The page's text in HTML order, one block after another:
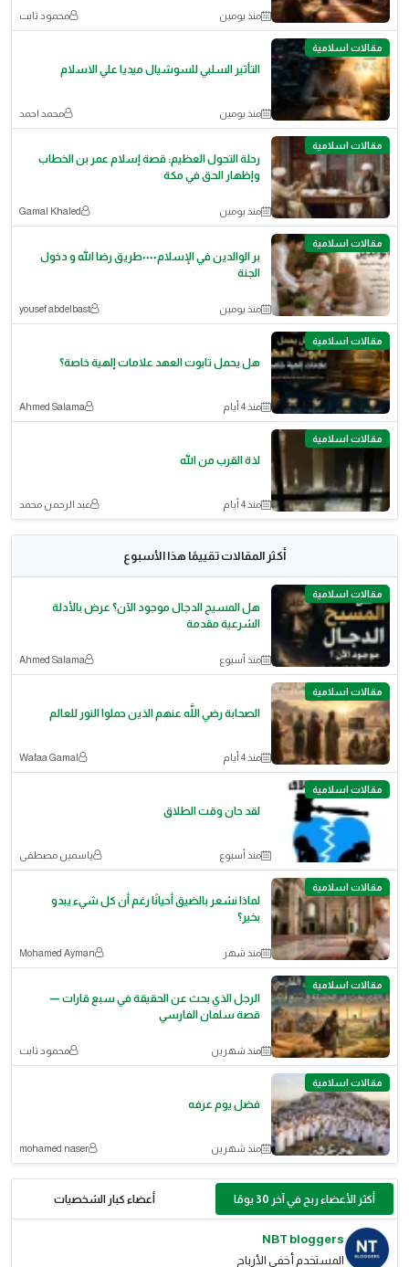
منذ يومين محمود ثابت
مقالات اسلامية
التأثير السلبي للسوشيال ميديا علي الاسلام
منذ يومين محمد احمد
مقالات اسلامية
رحلة التحول العظيم: قصة إسلام عمر بن الخطاب
وإظهار الحق في مكة
منذ يومين Gamal Khaled
مقالات اسلامية
بر الوالدين في الإسلام٠٠٠٠طريق رضا الله و دخول
الجنة
منذ يومين yousef abdelbast
مقالات اسلامية
هل يحمل تابوت العهد علامات إلهية خاصة؟
منذ 4 أيام Ahmed Salama
مقالات اسلامية
لذة القرب من الله
منذ 4 أيام عبد الرحمن محمد
أكثر المقالات تقييمًا هذا الأسبوع
مقالات اسلامية
هل المسيح الدجال موجود الآن؟ عرض بالأدلة
الشرعية مقدمة
منذ أسبوع Ahmed Salama
مقالات اسلامية
الصحابة رضي اللَّه عنهم الذين حملوا النور للعالم
منذ 4 أيام Wafaa Gamal
مقالات اسلامية
لقد حان وقت الطلاق
منذ أسبوع ياسمين مصطفى
مقالات اسلامية
لماذا نشعر بالضيق أحيانًا رغم أن كل شيء يبدو
بخير؟
منذ شهر Mohamed Ayman
مقالات اسلامية
الرجل الذي بحث عن الحقيقة في سبع قارات —
قصة سلمان الفارسي
منذ شهرين محمود ثابت
مقالات اسلامية
فضل يوم عرفه
منذ شهرين mohamed naser
أكثر الأعضاء ربح في آخر 30 يومًا أعضاء كبار الشخصيات
NBT bloggers
المستخدم أخفى الأرباح